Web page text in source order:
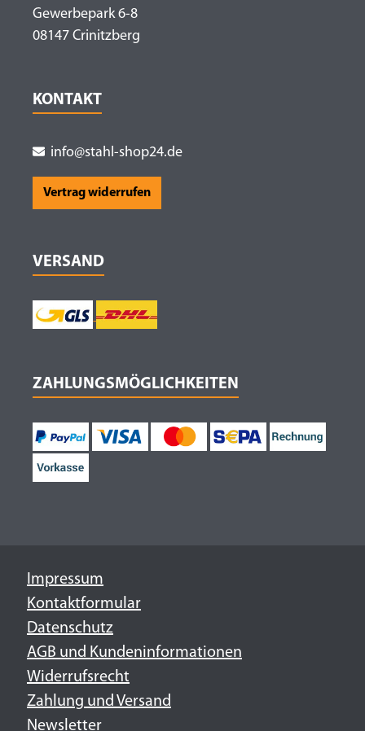
Gewerbepark 6-8
08147 Crinitzberg
KONTAKT
info@stahl-shop24.de
Vertrag widerrufen
VERSAND
ZAHLUNGSMÖGLICHKEITEN
Impressum
Kontaktformular
Datenschutz
AGB und Kundeninformationen
Widerrufsrecht
Zahlung und Versand
Newsletter